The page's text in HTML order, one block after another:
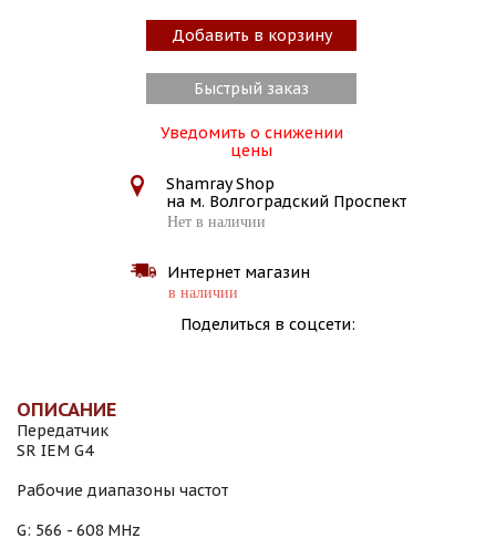
Добавить в корзину
Быстрый заказ
Уведомить о снижении
цены
Shamray Shop
на м. Волгоградский Проспект
Нет в наличии
Интернет магазин
в наличии
Поделиться в соцсети:
ОПИСАНИЕ
Передатчик
SR IEM G4
Рабочие диапазоны частот
G: 566 - 608 MHz